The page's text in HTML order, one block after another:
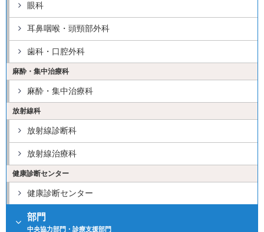
眼科
耳鼻咽喉・頭頸部外科
歯科・口腔外科
麻酔・集中治療科
麻酔・集中治療科
放射線科
放射線診断科
放射線治療科
健康診断センター
健康診断センター
部門
中央協力部門・診療支援部門